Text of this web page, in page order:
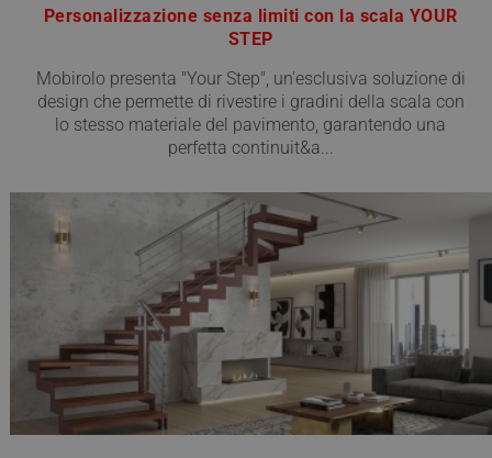
Personalizzazione senza limiti con la scala YOUR
STEP
Mobirolo presenta "Your Step", un'esclusiva soluzione di
design che permette di rivestire i gradini della scala con
lo stesso materiale del pavimento, garantendo una
perfetta continuit&a...